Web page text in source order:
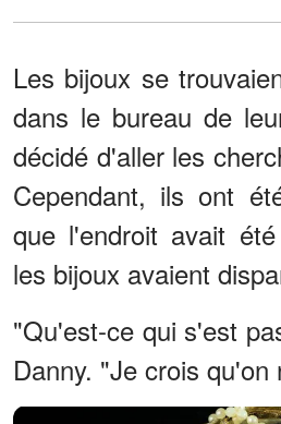
Les bijoux se
dans le bureau de
décidé d'aller les
Cependant, ils ont
que l'endroit avait
les bijoux avaient
"Qu'est-ce qui s'est
Danny. "Je crois qu'on